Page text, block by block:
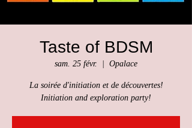
Taste of BDSM
sam. 25 févr. Opalace
La soirée d'initiation et de découvertes!
Initiation and exploration party!